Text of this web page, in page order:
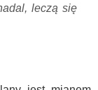
leczą się